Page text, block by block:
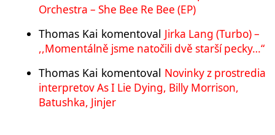
Orchestra – She Bee Re Bee (EP)
Thomas Kai komentoval Jirka Lang (Turbo) –
,,Momentálně jsme natočili dvě starší pecky…“
Thomas Kai komentoval Novinky z prostredia
interpretov As I Lie Dying, Billy Morrison,
Batushka, Jinjer